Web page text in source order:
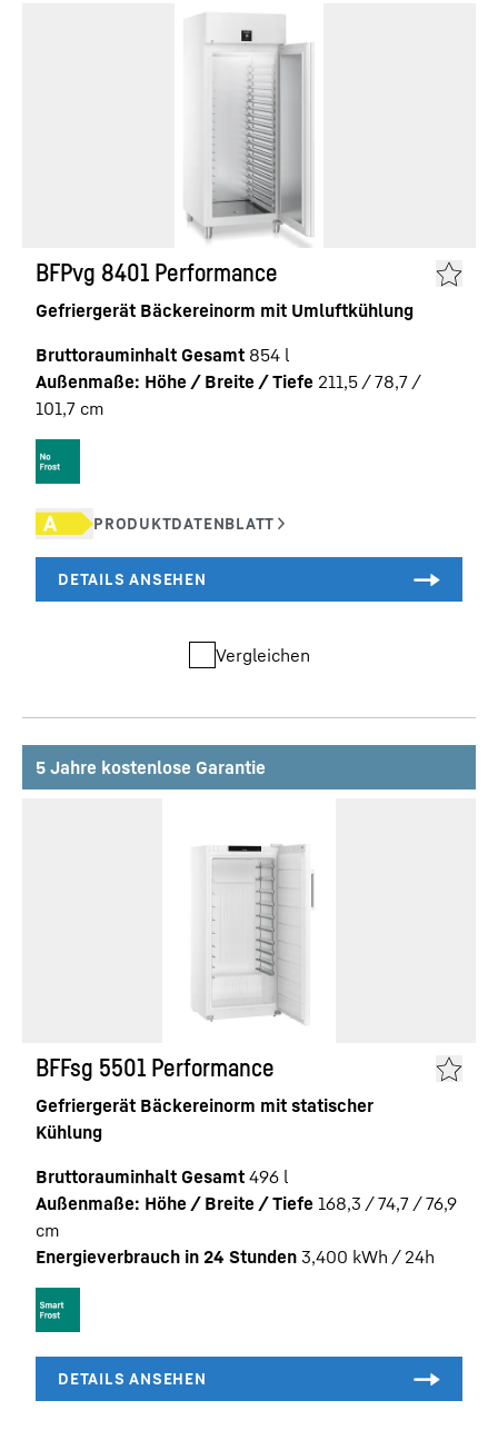
BFPvg 8401 Performance
Gefriergerät Bäckereinorm mit Umluftkühlung
Bruttorauminhalt Gesamt 854 l
Außenmaße: Höhe / Breite / Tiefe 211,5 / 78,7 /
101,7 cm
Vergleichen
5 Jahre kostenlose Garantie
BFFsg 5501 Performance
Gefriergerät Bäckereinorm mit statischer
Kühlung
Bruttorauminhalt Gesamt 496 l
Außenmaße: Höhe / Breite / Tiefe 168,3 / 74,7 / 76,9
cm
Energieverbrauch in 24 Stunden 3,400 kWh / 24h